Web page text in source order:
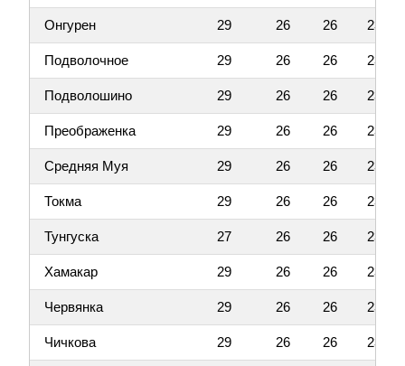
Онгурен 29 26 26 23
Подволочное 29 26 26 23
Подволошино 29 26 26 23
Преображенка 29 26 26 23
Средняя Муя 29 26 26 23
Токма 29 26 26 23
Тунгуска 27 26 26 23
Хамакар 29 26 26 23
Червянка 29 26 26 23
Чичкова 29 26 26 23